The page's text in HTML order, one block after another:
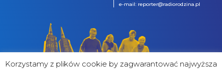
e-mail: reporter@radiorodzina.pl
Korzystamy z plików cookie by zagwarantować najwyższa